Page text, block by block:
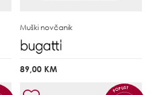
Muški novčanik
89,00 KM
POPUST